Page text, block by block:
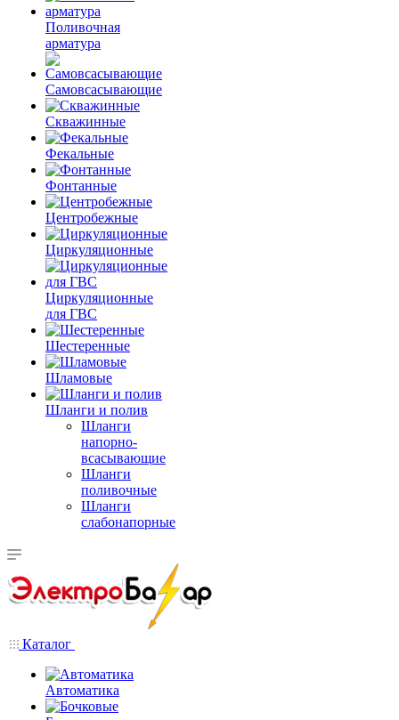
Поливочная
арматура
Самовсасывающие
Скважинные
Фекальные
Фонтанные
Центробежные
Циркуляционные
Циркуляционные
для ГВС
Шестеренные
Шламовые
Шланги и полив
Шланги
напорно-
всасывающие
Шланги
поливочные
Шланги
слабонапорные
Каталог
Автоматика